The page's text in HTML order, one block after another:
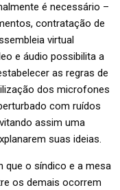
é necessário –
contratação de
virtual
e áudio possibilita a
as regras de
dos microfones
com ruídos
assim uma
suas ideias.
que o síndico e a mesa
os demais ocorrem